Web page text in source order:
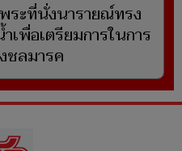
ระที่นั่งนารายณ์ทรง
พื่อเตรียมการในการ
ชลมารค